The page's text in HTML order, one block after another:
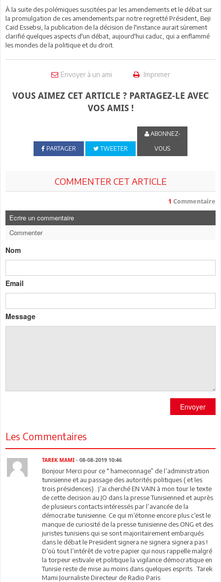
À la suite des polémiques suscitées par les amendements et le débat sur
la promulgation de ces amendements par notre regretté Président, Beji
Caïd Essebsi, la publication de la décision de l'instance aurait sûrement
clarifié quelques aspects d'un débat, aujourd'hui caduc, qui a enflammé
les mondes de la politique et du droit.
Envoyer à un ami Imprimer
VOUS AIMEZ CET ARTICLE ? PARTAGEZ-LE AVEC
VOS AMIS !
PARTAGER TWEETER
ABONNEZ-
VOUS
COMMENTER CET ARTICLE
1 Commentaire
Ecrire un commentaire
Commenter
Nom
Email
Message
Envoyer
Les Commentaires
TAREK MAMI - 08-08-2019 10:46
Bonjour Merci pour ce “ hameconnage” de l’administration
tunisienne et au passage des autorités politiques ( et les
trois présidences) . J’ai cherché EN VAIN à mon tour le texte
de cette decision au JO dans la presse Tunisienned et auprès
de plusieurs contacts intéressés par l’avancée de la
démocratie tunisienne. Ce qui m’étonne encore plus c’est le
manque de curiosité de la presse tunisienne des ONG et des
juristes tunisiens qui se sont majoritairement embarqués
dans le débat le President signera ne signera signera pas !
D’où tout l’intérêt de votre papier qui nous rappelle malgré
la torpeur estivale et politique la vigilance démocratique en
Tunisie reste de mise au moins dans quelques esprits . Tarek
Mami Journaliste Directeur de Radio Paris